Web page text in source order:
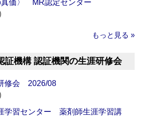
価〉 MR認定センター
もっと見る »
証機構 認証機関の生涯研修会
修会 2026/08
学習センター 薬剤師生涯学習講